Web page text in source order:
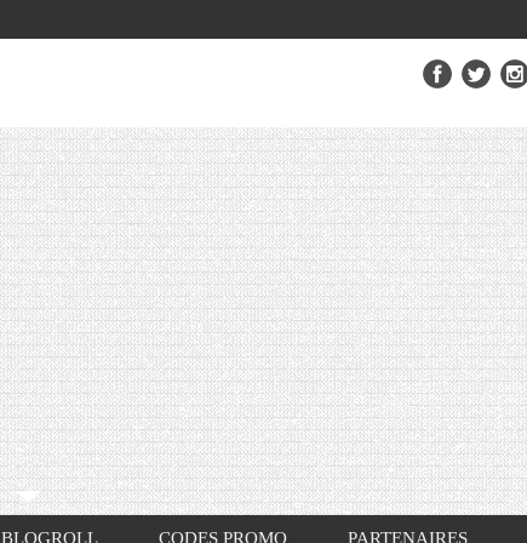
BLOGROLL CODES PROMO PARTENAIRES